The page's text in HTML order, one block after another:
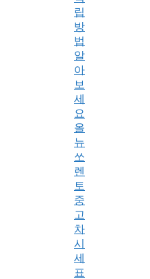
립
방
법
알
아
보
세
요
올
뉴
쏘
렌
토
중
고
차
시
세
표